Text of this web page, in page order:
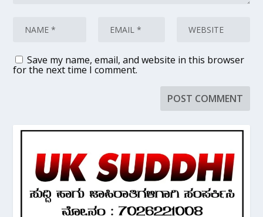
Save my name, email, and website in this browser
for the next time I comment.